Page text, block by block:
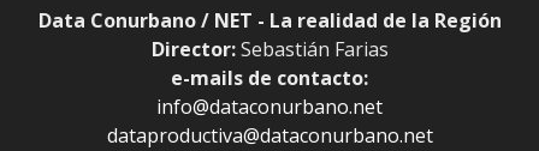
Data Conurbano / NET - La realidad de la Región
Director:Sebastián Farias
e-mails de contacto:
info@dataconurbano.net
dataproductiva@dataconurbano.net